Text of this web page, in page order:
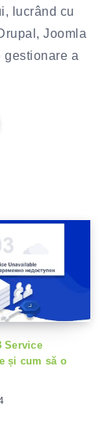
lucrând cu
Joomla
gestionare a
Service
și cum să o